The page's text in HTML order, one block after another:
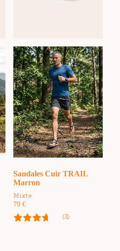
Sandales Cuir TRAIL
Marron
Mixte
79 €
(3)